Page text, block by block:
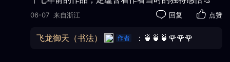
06-07 来自浙江 回复 点赞
飞龙御天（书法） ：🍵🍵🍵🌹🌹🌹